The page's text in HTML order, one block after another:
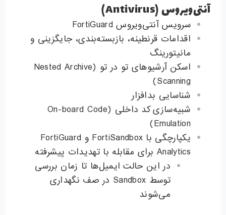
آنتی‌ویروس (Antivirus)
سرویس آنتی‌ویروس FortiGuard
اقدامات قرنطینه، بازبسته‌بندی، جایگزینی و
مانیتورینگ
اسکن آرشیوهای تو در تو (Nested Archive
Scanning)
شناسایی بدافزار
شبیه‌سازی کد داخلی (On-board Code
Emulation)
یکپارچگی با FortiSandbox و FortiGuard
Analytics برای مقابله با تهدیدات پیشرفته
در این حالت ایمیل‌ها تا زمان بررسی
توسط Sandbox در صف نگهداری
می‌شوند